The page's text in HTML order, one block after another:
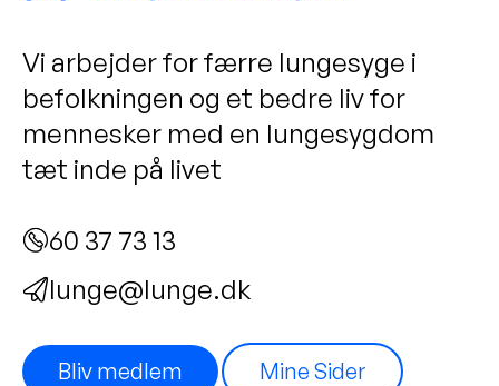
Vi arbejder for færre lungesyge i
befolkningen og et bedre liv for
mennesker med en lungesygdom
tæt inde på livet
60 37 73 13
lunge@lunge.dk
Bliv medlem Mine Sider